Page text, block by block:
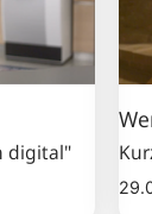
digital"